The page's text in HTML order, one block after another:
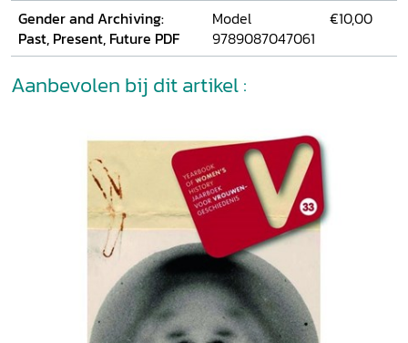
Gender and Archiving:
Past, Present, Future PDF
Model
9789087047061
€10,00
Aanbevolen bij dit artikel :